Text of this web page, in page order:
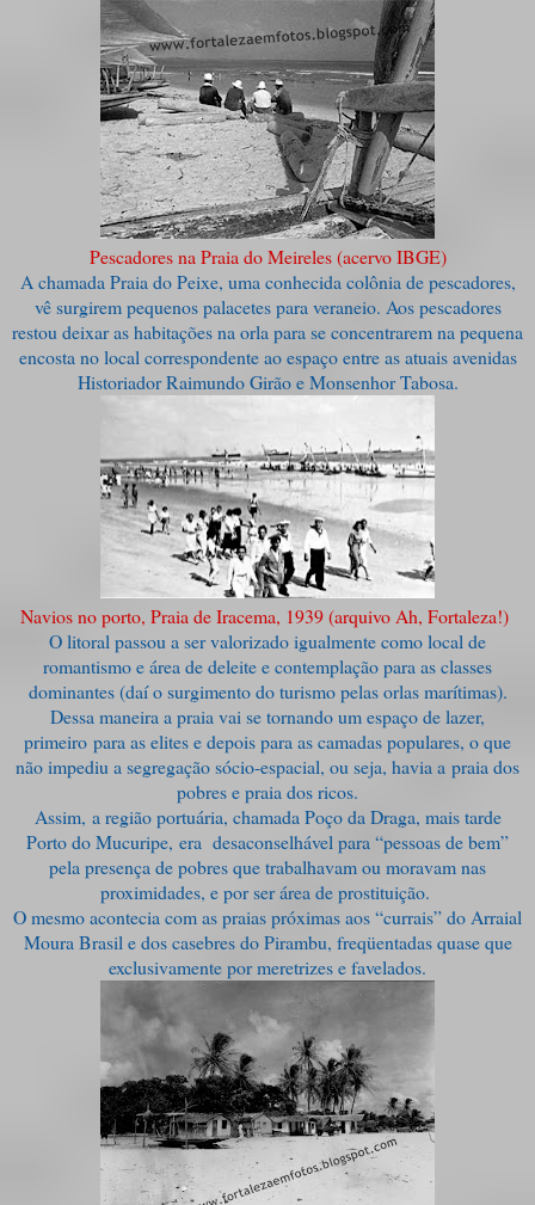
Pescadores na Praia do Meireles (acervo IBGE)
A chamada Praia do Peixe, uma conhecida colônia de pescadores,
vê surgirem pequenos palacetes para veraneio. Aos pescadores
restou deixar as habitações na orla para se concentrarem na pequena
encosta no local correspondente ao espaço entre as atuais avenidas
Historiador Raimundo Girão e Monsenhor Tabosa.
Navios no porto, Praia de Iracema, 1939 (arquivo Ah, Fortaleza!)
O litoral passou a ser valorizado igualmente como local de
romantismo e área de deleite e contemplação para as classes
dominantes (daí o surgimento do turismo pelas orlas marítimas).
Dessa maneira a praia vai se tornando um espaço de lazer,
primeiro para as elites e depois para as camadas populares, o que
não impediu a segregação sócio-espacial, ou seja, havia a praia dos
pobres e praia dos ricos.
Assim, a região portuária, chamada Poço da Draga, mais tarde
Porto do Mucuripe, era desaconselhável para “pessoas de bem”
pela presença de pobres que trabalhavam ou moravam nas
proximidades, e por ser área de prostituição.
O mesmo acontecia com as praias próximas aos “currais” do Arraial
Moura Brasil e dos casebres do Pirambu, freqüentadas quase que
exclusivamente por meretrizes e favelados.